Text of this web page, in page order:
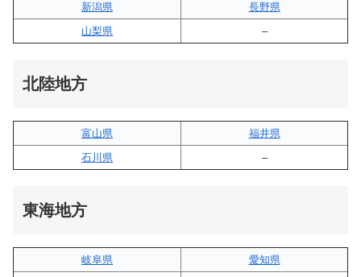
新潟県
長野県
山梨県
–
北陸地方
富山県
福井県
石川県
–
東海地方
岐阜県
愛知県